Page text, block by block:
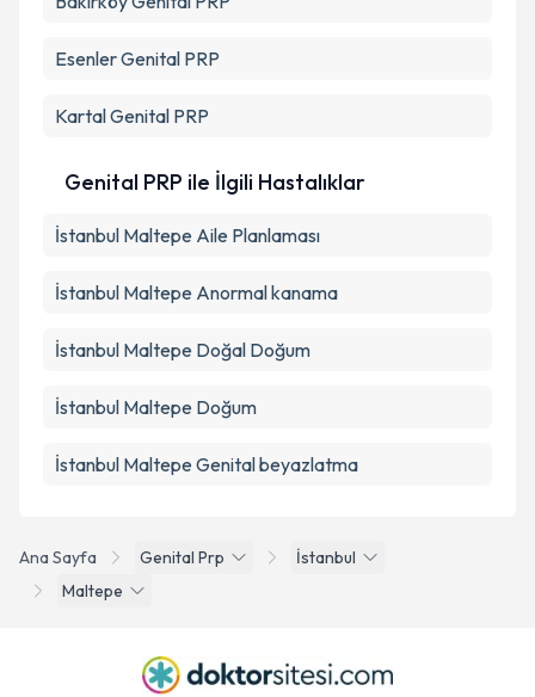
Ana Sayfa Genital Prp
İstanbul
Maltepe
EsenlerGenital PRP
KartalGenital PRP
Genital PRP ile İlgili Hastalıklar
İstanbul Maltepe Aile Planlaması
İstanbul Maltepe Anormal kanama
İstanbul Maltepe Doğal Doğum
İstanbul Maltepe Doğum
İstanbul Maltepe Genital beyazlatma